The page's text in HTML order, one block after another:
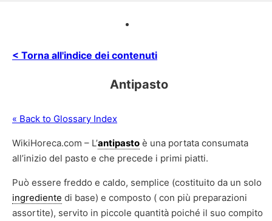
< Torna all'indice dei contenuti
Antipasto
« Back to Glossary Index
WikiHoreca.com – L’antipasto è una portata consumata
all’inizio del pasto e che precede i primi piatti.
Può essere freddo e caldo, semplice (costituito da un solo
ingrediente di base) e composto ( con più preparazioni
assortite), servito in piccole quantità poiché il suo compito